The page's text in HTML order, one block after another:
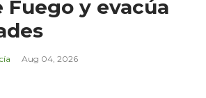
Fuego y evacúa
Aug 04, 2026